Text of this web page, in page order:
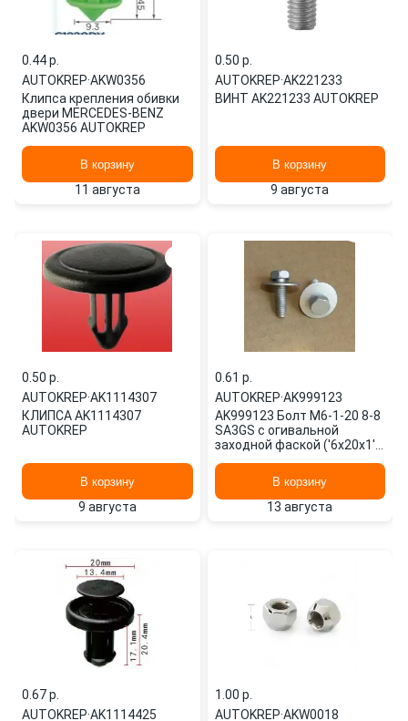
0.44 p.
AUTOKREP·AKW0356
Клипса крепления обивки
двери MERCEDES-BENZ
AKW0356 AUTOKREP
В корзину
11 августа
0.50 p.
AUTOKREP·AK221233
ВИНТ AK221233 AUTOKREP
В корзину
9 августа
0.50 p.
AUTOKREP·AK1114307
КЛИПСА AK1114307
AUTOKREP
В корзину
9 августа
0.61 p.
AUTOKREP·AK999123
AK999123 Болт М6-1-20 8-8
SA3GS с огивальной
заходной фаской ('6x20x1')
В корзину
13 августа
0.67 p.
AUTOKREP·AK1114425
1.00 p.
AUTOKREP·AKW0018